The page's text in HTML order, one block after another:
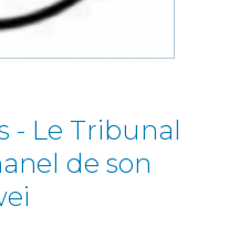
- Le Tribunal
de son